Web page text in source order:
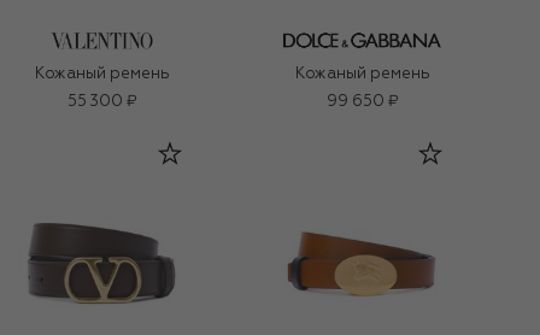
Кожаный ремень
55 300 ₽
Кожаный ремень
99 650 ₽